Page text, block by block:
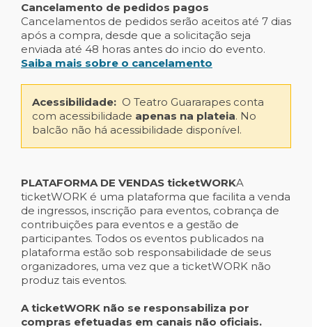
Cancelamento de pedidos pagos
Cancelamentos de pedidos serão aceitos até 7 dias
após a compra, desde que a solicitação seja
enviada até 48 horas antes do incio do evento.
Saiba mais sobre o cancelamento
Acessibilidade: O Teatro Guararapes conta
com acessibilidade apenas na plateia. No
balcão não há acessibilidade disponível.
PLATAFORMA DE VENDAS ticketWORKA
ticketWORK é uma plataforma que facilita a venda
de ingressos, inscrição para eventos, cobrança de
contribuições para eventos e a gestão de
participantes. Todos os eventos publicados na
plataforma estão sob responsabilidade de seus
organizadores, uma vez que a ticketWORK não
produz tais eventos.
A ticketWORK não se responsabiliza por
compras efetuadas em canais não oficiais.